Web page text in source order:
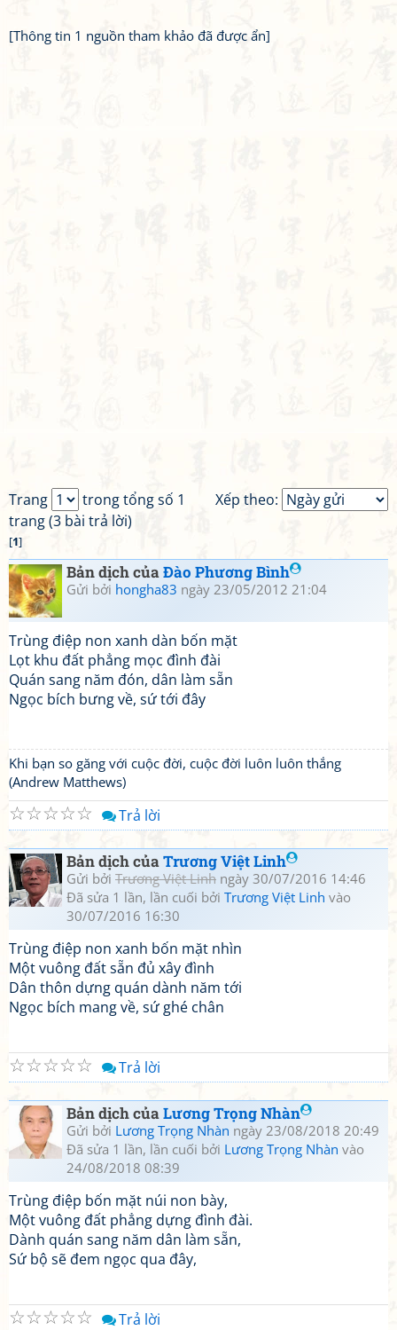
[Thông tin 1 nguồn tham khảo đã được ẩn]
Xếp theo:
Trang
trong tổng số 1
trang (3 bài trả lời)
[1]
Bản dịch củaĐào Phương Bình
Gửi bởi hongha83 ngày 23/05/2012 21:04
Trùng điệp non xanh dàn bốn mặt
Lọt khu đất phẳng mọc đình đài
Quán sang năm đón, dân làm sẵn
Ngọc bích bưng về, sứ tới đây
Khi bạn so găng với cuộc đời, cuộc đời luôn luôn thắng
(Andrew Matthews)
☆
☆
☆
☆
☆ Trả lời
Bản dịch củaTrương Việt Linh
Gửi bởi Trương Việt Linh ngày 30/07/2016 14:46
Đã sửa 1 lần, lần cuối bởi Trương Việt Linh vào
30/07/2016 16:30
Trùng điệp non xanh bốn mặt nhìn
Một vuông đất sẵn đủ xây đình
Dân thôn dựng quán dành năm tới
Ngọc bích mang về, sứ ghé chân
☆
☆
☆
☆
☆ Trả lời
Bản dịch củaLương Trọng Nhàn
Gửi bởi Lương Trọng Nhàn ngày 23/08/2018 20:49
Đã sửa 1 lần, lần cuối bởi Lương Trọng Nhàn vào
24/08/2018 08:39
Trùng điệp bốn mặt núi non bày,
Một vuông đất phẳng dựng đình đài.
Dành quán sang năm dân làm sẵn,
Sứ bộ sẽ đem ngọc qua đây,
☆
☆
☆
☆
☆ Trả lời